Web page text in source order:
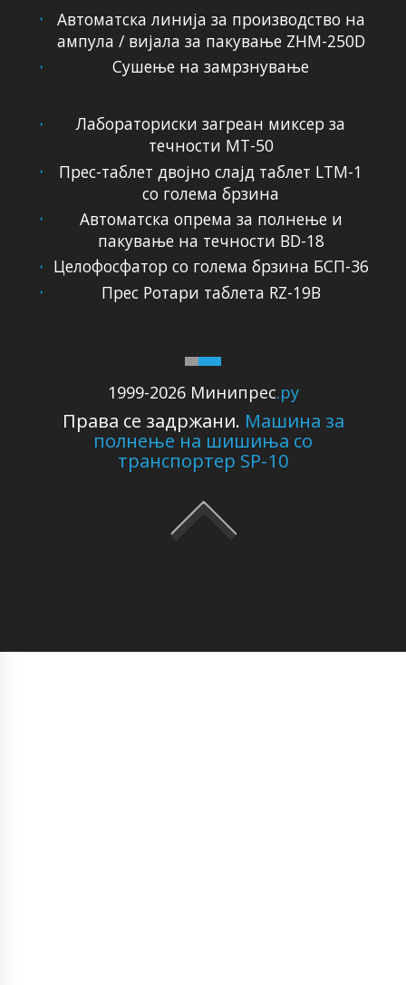
Автоматска линија за производство на
ампула / вијала за пакување ZHM-250D
Сушење на замрзнување
1999-2026 Минипрес.ру
Права се задржани. Машина за
полнење на шишиња со
транспортер SP-10
Лабораториски загреан миксер за
течности МТ-50
Прес-таблет двојно слајд таблет LTM-1
со голема брзина
Автоматска опрема за полнење и
пакување на течности BD-18
Целофосфатор со голема брзина БСП-36
Прес Ротари таблета RZ-19B